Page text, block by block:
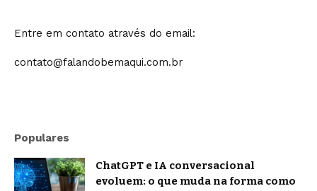
Entre em contato através do email:
contato@falandobemaqui.com.br
Populares
ChatGPT e IA conversacional
evoluem: o que muda na forma como